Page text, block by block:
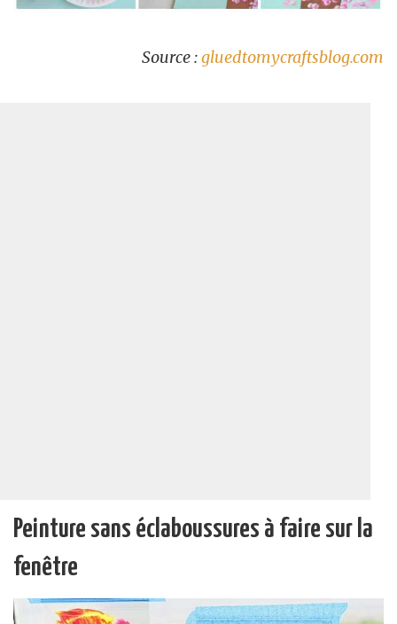
Source :gluedtomycraftsblog.com
Peinture sans éclaboussures à faire sur la
fenêtre